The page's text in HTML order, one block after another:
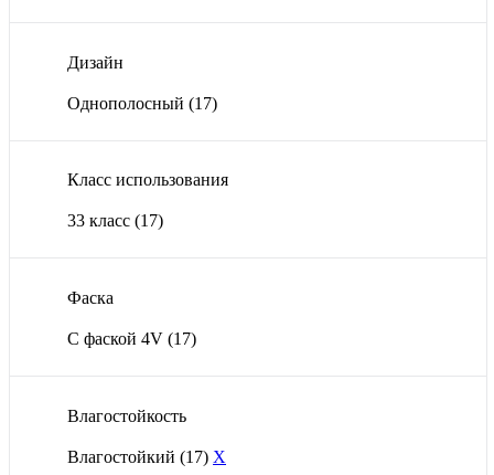
Дизайн
Однополосный (17)
Класс использования
33 класс (17)
Фаска
С фаской 4V (17)
Влагостойкость
Влагостойкий (17) X